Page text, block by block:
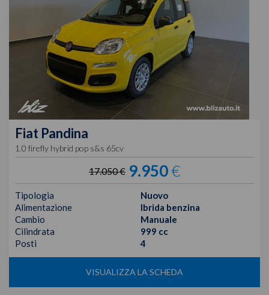
Fiat Pandina
1.0 firefly hybrid pop s&s 65cv
17.050 € 9.950€
Tipologia
Nuovo
Alimentazione
Ibrida benzina
Cambio
Manuale
Cilindrata
999 cc
Posti
4
VISUALIZZA LA SCHEDA